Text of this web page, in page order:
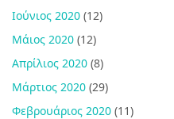
Ιούνιος 2020 (12)
Μάιος 2020 (12)
Απρίλιος 2020 (8)
Μάρτιος 2020 (29)
Φεβρουάριος 2020 (11)